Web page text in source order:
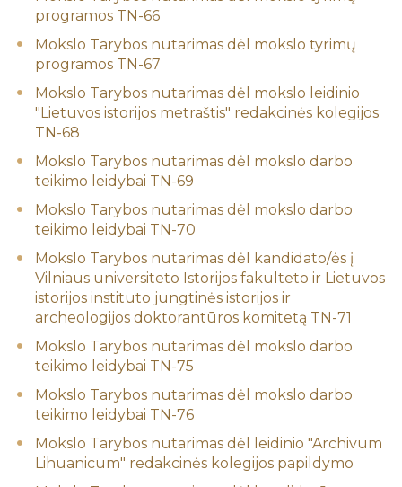
programos TN-66
Mokslo Tarybos nutarimas dėl mokslo tyrimų
programos TN-67
Mokslo Tarybos nutarimas dėl mokslo leidinio
"Lietuvos istorijos metraštis" redakcinės kolegijos
TN-68
Mokslo Tarybos nutarimas dėl mokslo darbo
teikimo leidybai TN-69
Mokslo Tarybos nutarimas dėl mokslo darbo
teikimo leidybai TN-70
Mokslo Tarybos nutarimas dėl kandidato/ės į
Vilniaus universiteto Istorijos fakulteto ir Lietuvos
istorijos instituto jungtinės istorijos ir
archeologijos doktorantūros komitetą TN-71
Mokslo Tarybos nutarimas dėl mokslo darbo
teikimo leidybai TN-75
Mokslo Tarybos nutarimas dėl mokslo darbo
teikimo leidybai TN-76
Mokslo Tarybos nutarimas dėl leidinio "Archivum
Lihuanicum" redakcinės kolegijos papildymo